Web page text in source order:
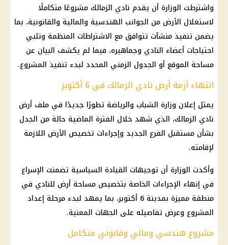
واشترطت الوزارة أن يقدم نادي الزمالك مشروعًا متكاملًا
لاستغلال الأرض من الجوانب الهندسية والمالية والقانونية، بما
يضمن تنفيذ منشآت تتوافق مع الاشتراطات المنظمة وتلبي
احتياجات أعضاء النادي وجماهيره، فيما لم يكشف البيان عن
مساحة الموقع أو الجدول الزمني المحدد لبدء تنفيذ المشروع.
انتهاء أزمة أرض نادي الزمالك في 6 أكتوبر
يمثل إعلان وزارة الشباب والرياضة تطورًا جديدًا في ملف أرض
نادي الزمالك، الذي شهد خلال الفترة الماضية حالة من الجدل
بشأن مستقبل الفرع الجديد وإجراءات تخصيص الأرض اللازمة
لإقامته.
وأكدت الوزارة أن توجيهات القيادة السياسية تضمنت الإسراع
في إنهاء الإجراءات الخاصة بتخصيص مساحة أرض للنادي في
منطقة مميزة بمدينة 6 أكتوبر، بما يمهد لبدء مرحلة إعداد
المشروع وعرض تفاصيله على الجهات المعنية.
مشروع هندسي ومالي وقانوني متكامل